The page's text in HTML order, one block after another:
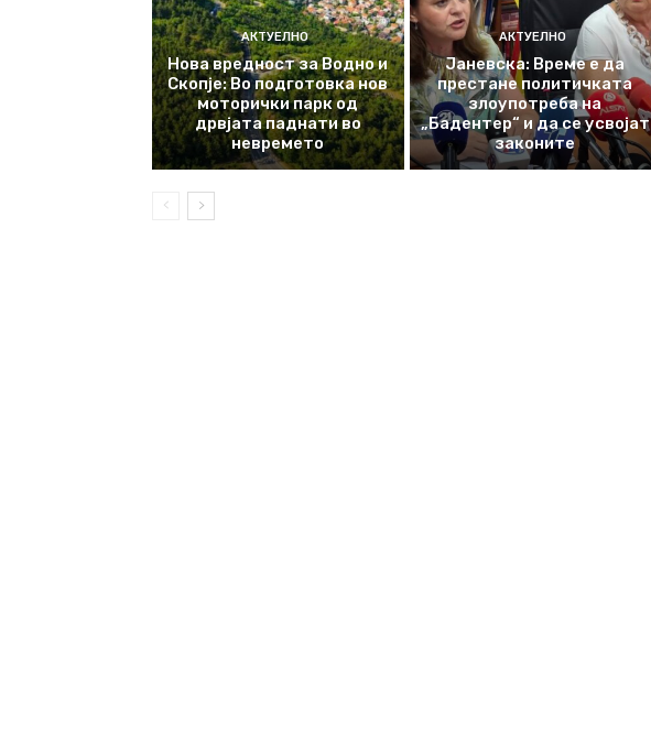
АКТУЕЛНО
Нова вредност за Водно и
Скопје: Во подготовка нов
моторички парк од
дрвјата паднати во
невремето
АКТУЕЛНО
Јаневска: Време е да
престане политичката
злоупотреба на
„Бадентер“ и да се усвојат
законите